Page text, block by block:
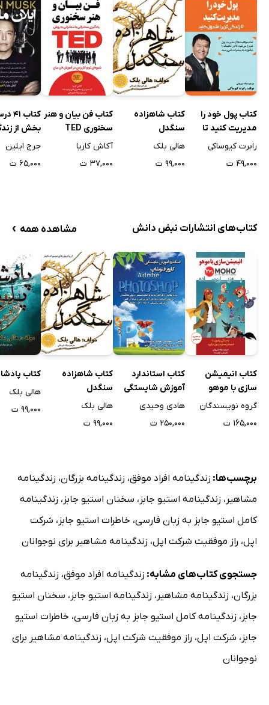
کتاب پول خود را
مدیریت کنید تا
زندگیتان را متحول
رابرت کیوساکی
۴۹,۰۰۰ ت
کتاب شاهزاده
سنگدل
هالی بلک
۹۹,۰۰۰ ت
کتاب فن بیان و هنر
سخنوری TED
آکاش کاریا
۳۷,۰۰۰ ت
بخش از
ماسک
جرج ایلین
۶۵,۰۰۰ ت
کتاب‌های انتشارات نبض دانش مشاهده همه ›
کتاب انیمیشن
سازی با موهو
MOHO به زبان
گروه نویسندگان
۱۶۵,۰۰۰ ت
کتاب استاندارد
آموزش شایستگی
کارور فتوشاپ
هادی وحیدی
۲۵۰,۰۰۰ ت
کتاب شاهزاده
سنگدل
هالی بلک
۹۹,۰۰۰ ت
کتاب
هالی بلک
۹۹,۰۰۰ ت
برچسب‌ها: زندگینامه افراد موفق، زندگینامه بزرگان، زندگینامه
مشاهیر ، زندگینامه استیو جابز ، سخنان استیو جابز ، زندگینامه
کامل استیو جابز به زبان فارسی، خاطرات استیو جابز ، شرکت
اپل، راز موفقیت شرکت اپل، زندگینامه مشاهیر برای نوجوانان
جستجوی کتاب‌های مشابه: زندگینامه افراد موفق، زندگینامه
بزرگان، زندگینامه مشاهیر ، زندگینامه استیو جابز ، سخنان استیو
جابز ، زندگینامه کامل استیو جابز به زبان فارسی، خاطرات استیو
جابز ، شرکت اپل، راز موفقیت شرکت اپل، زندگینامه مشاهیر برای
نوجوانان